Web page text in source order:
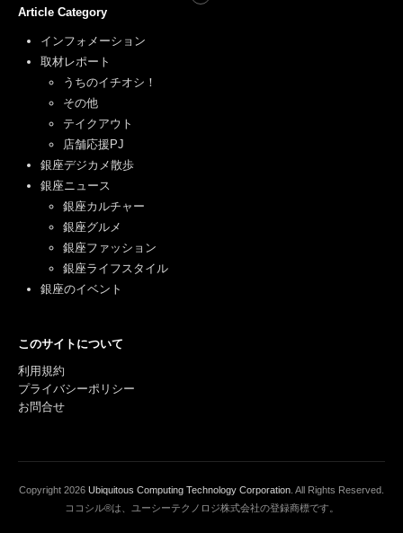
Article Category
インフォメーション
取材レポート
うちのイチオシ！
その他
テイクアウト
店舗応援PJ
銀座デジカメ散歩
銀座ニュース
銀座カルチャー
銀座グルメ
銀座ファッション
銀座ライフスタイル
銀座のイベント
このサイトについて
利用規約
プライバシーポリシー
お問合せ
Copyright 2026 Ubiquitous Computing Technology Corporation . All Rights Reserved.
ココシル®は、ユーシーテクノロジ株式会社の登録商標です。